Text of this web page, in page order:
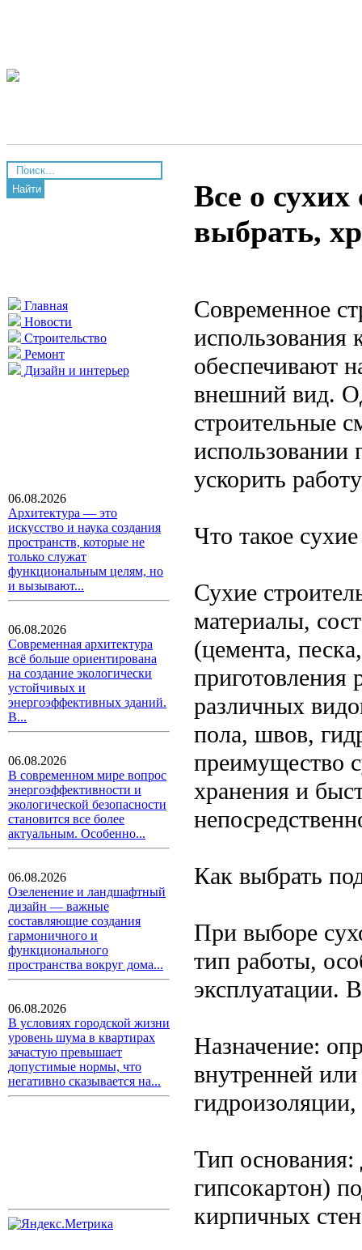
Найти
Главная
Новости
Строительство
Ремонт
Дизайн и интерьер
06.08.2026
Архитектура — это
искусство и наука создания
пространств, которые не
только служат
функциональным целям, но
и вызывают...
06.08.2026
Современная архитектура
всё больше ориентирована
на создание экологически
устойчивых и
энергоэффективных зданий.
В...
06.08.2026
В современном мире вопрос
энергоэффективности и
экологической безопасности
становится все более
актуальным. Особенно...
06.08.2026
Озеленение и ландшафтный
дизайн — важные
составляющие создания
гармоничного и
функционального
пространства вокруг дома...
06.08.2026
В условиях городской жизни
уровень шума в квартирах
зачастую превышает
допустимые нормы, что
негативно сказывается на...
Все о
выбрать,
Современное
использования
обеспечивают
внешний вид.
строительные
использовании
ускорить
Что такое
Сухие
материалы,
(цемента,
приготовления
различных
пола, швов,
преимущество
хранения и
Как выбрать
При выборе
тип работы,
эксплуатации.
Назначение:
внутренней
Тип основания:
гипсокартон)
кирпичных